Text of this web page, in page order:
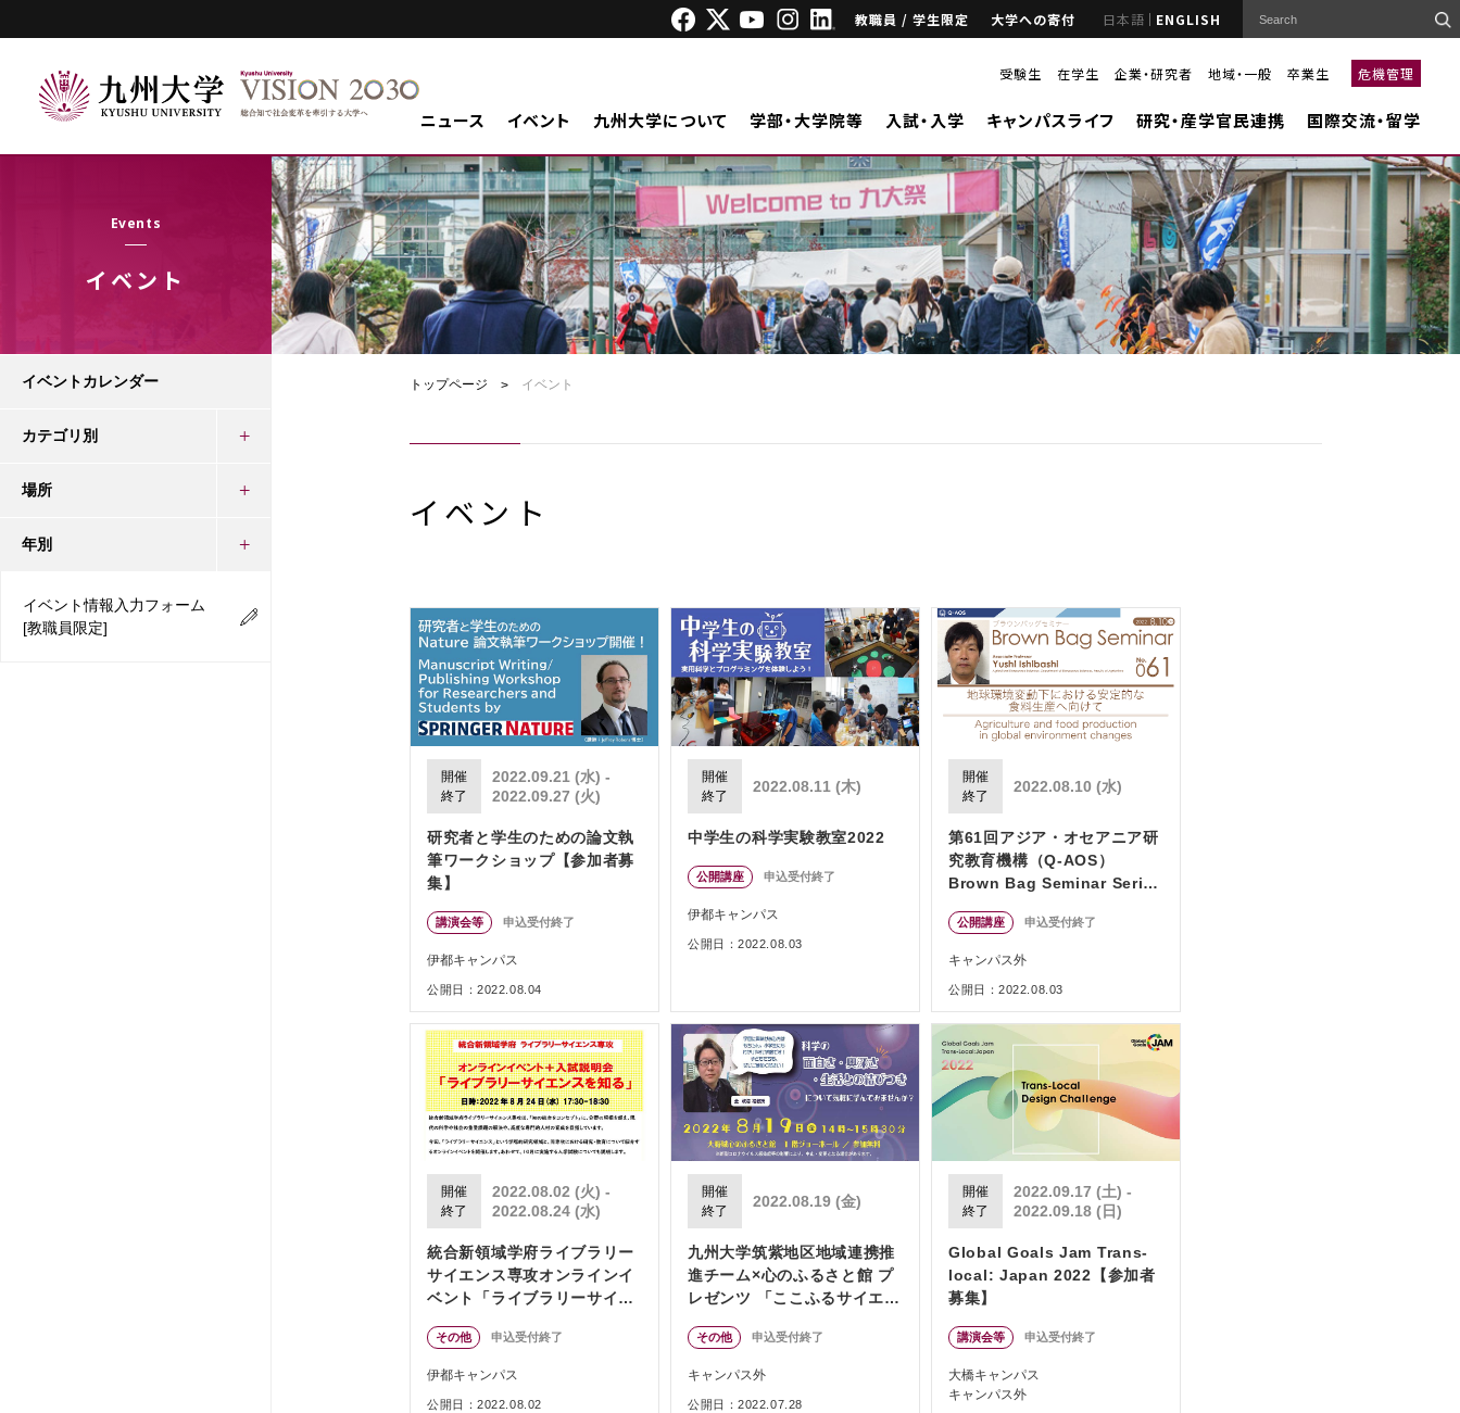
教職員 / 学生限定 大学への寄付 日本語 ENGLISH
受験生 在学生 企業・研究者 地域・一般 卒業生 危機管理
ニュース イベント 九州大学について 学部・大学院等 入試・入学 キャンパスライフ 研究・産学官民連携 国際交流・留学
Events
イベント
トップページ イベント
イベント
開催
終了
2022.09.21 (水) -
2022.09.27 (火)
研究者と学生のための論文執
筆ワークショップ【参加者募
集】
講演会等 申込受付終了
伊都キャンパス
公開日：2022.08.04
開催
終了
2022.08.11 (木)
中学生の科学実験教室2022
公開講座 申込受付終了
伊都キャンパス
公開日：2022.08.03
開催
終了
2022.08.10 (水)
第61回アジア・オセアニア研
究教育機構（Q-AOS）
Brown Bag Seminar Series
定的な食料生産へ向けて」
公開講座 申込受付終了
キャンパス外
公開日：2022.08.03
開催
終了
2022.08.02 (火) -
2022.08.24 (水)
統合新領域学府ライブラリー
サイエンス専攻オンラインイ
ベント「ライブラリーサイエ
その他 申込受付終了
伊都キャンパス
公開日：2022.08.02
開催
終了
2022.08.19 (金)
九州大学筑紫地区地域連携推
進チーム×心のふるさと館 プ
レゼンツ 「ここふるサイエン
その他 申込受付終了
キャンパス外
公開日：2022.07.28
開催
終了
2022.09.17 (土) -
2022.09.18 (日)
Global Goals Jam Trans-
local: Japan 2022【参加者
募集】
講演会等 申込受付終了
大橋キャンパス
キャンパス外
イベントカレンダー
カテゴリ別
場所
年別
イベント情報入力フォーム
[教職員限定]